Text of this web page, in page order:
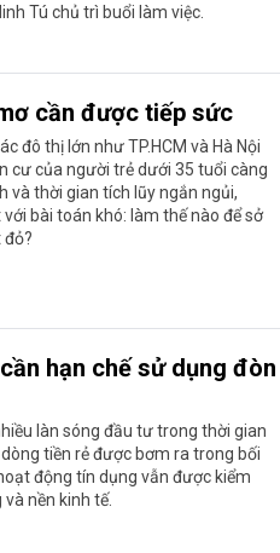
Tú chủ trì buổi làm việc.
cần được tiếp sức
đô thị lớn như TP.HCM và Hà Nội
cư của người trẻ dưới 35 tuổi càng
và thời gian tích lũy ngắn ngủi,
bài toán khó: làm thế nào để sở
hạn chế sử dụng đòn
làn sóng đầu tư trong thời gian
tiền rẻ được bơm ra trong bối
động tín dụng vẫn được kiểm
nền kinh tế.